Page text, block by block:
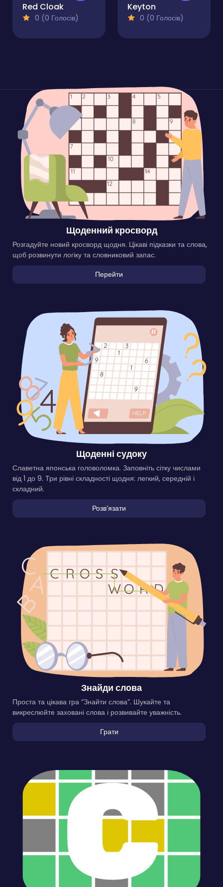
Red Cloak
0 (0 Голосів)
Keyton
0 (0 Голосів)
Щоденний кросворд
Розгадуйте новий кросворд щодня. Цікаві підказки та слова,
щоб розвинути логіку та словниковий запас.
Перейти
Щоденні судоку
Славетна японська головоломка. Заповніть сітку числами
від 1 до 9. Три рівні складності щодня: легкий, середній і
складний.
Розвʼязати
Знайди слова
Проста та цікава гра “Знайти слова”. Шукайте та
викреслюйте заховані слова і розвивайте уважність.
Грати